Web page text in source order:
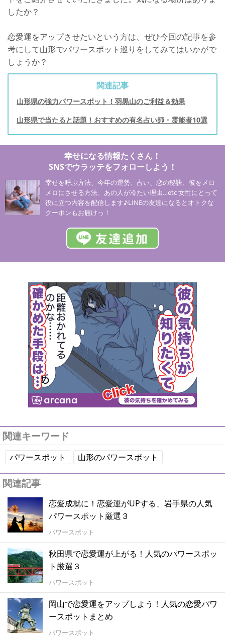
したか？
恋愛運をアップさせたいという方は、ぜひ今回の記事を参
考にして山形でパワースポット巡りをしてみてはいかがで
しょうか？
関連記事
山形県の強力パワースポット！羽黒山のご利益＆効果
山形県で当たると話題！おすすめの有名占い師・霊能者10選
幸せになる情報たくさん！
SNSでウラッテをフォローしよう！
幸せを呼ぶ方法、今年の運勢、占い、恋の秘訣、彼をメロ
メロにさせる方法、あの人が冷たい理由…etc 女性にとって
役に立つ内容を配信します♪LINEの友達になるとオトクな
クーポンもお届けっ！
関連キーワード
パワースポット 山形のパワースポット
関連記事
恋愛成就に！恋愛運がUPする、岩手県の人気
パワースポット厳選３
パワースポット
秋田県で恋愛運が上がる！人気のパワースポッ
ト厳選３
パワースポット
岡山で恋愛運をアップしよう！人気の恋愛パワ
ースポットまとめ
パワースポット